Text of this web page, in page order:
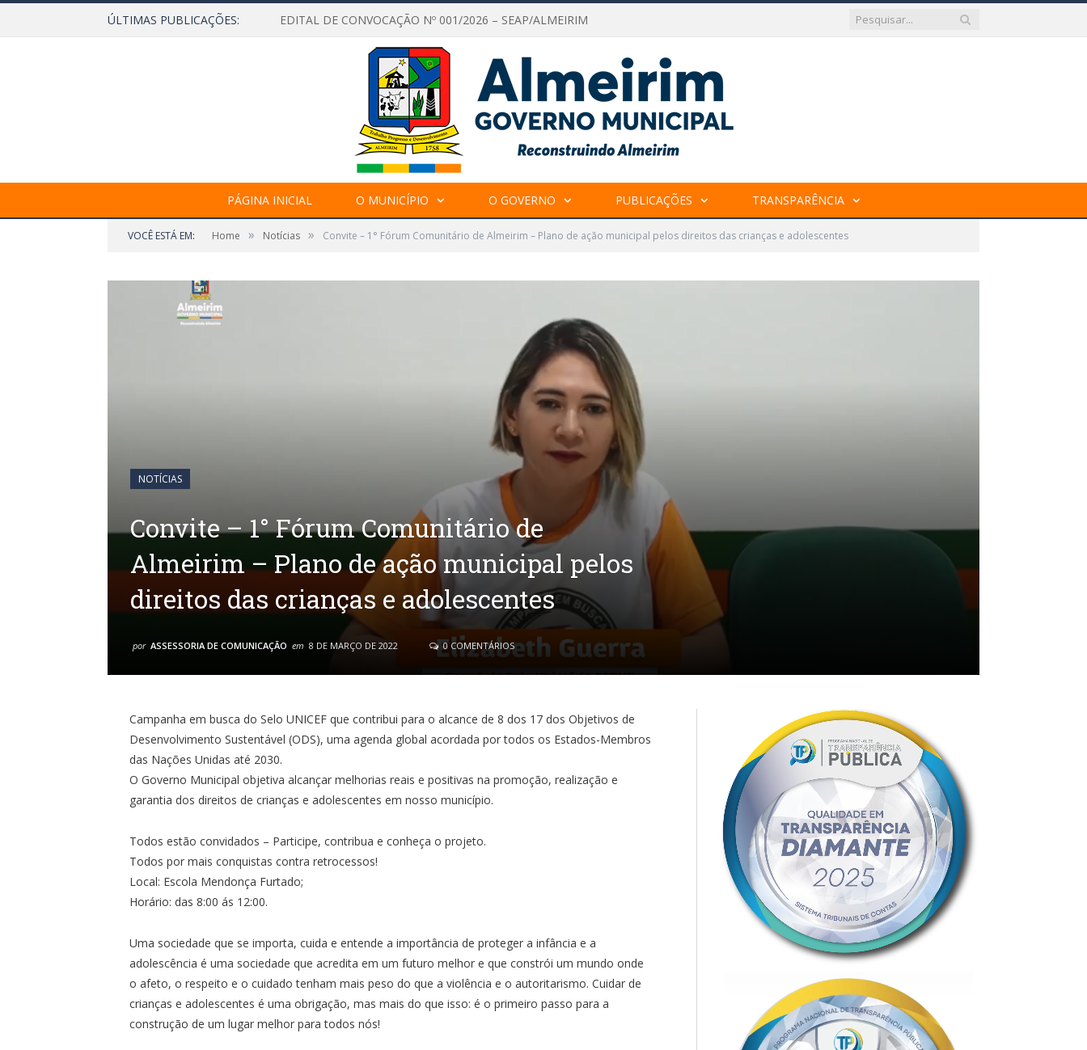
ÚLTIMAS PUBLICAÇÕES: EDITAL DE CONVOCAÇÃO Nº 001/2026 – SEAP/ALMEIRIM
PÁGINA INICIAL O MUNICÍPIO O GOVERNO PUBLICAÇÕES TRANSPARÊNCIA
VOCÊ ESTÁ EM: Home » Notícias » Convite – 1° Fórum Comunitário de Almeirim – Plano de ação municipal pelos direitos das crianças e adolescentes
NOTÍCIAS
Convite – 1° Fórum Comunitário de
Almeirim – Plano de ação municipal pelos
direitos das crianças e adolescentes
por ASSESSORIA DE COMUNICAÇÃO em 8 DE MARÇO DE 2022 0 COMENTÁRIOS
Campanha em busca do Selo UNICEF que contribui para o alcance de 8 dos 17 dos Objetivos de
Desenvolvimento Sustentável (ODS), uma agenda global acordada por todos os Estados-Membros
das Nações Unidas até 2030.
O Governo Municipal objetiva alcançar melhorias reais e positivas na promoção, realização e
garantia dos direitos de crianças e adolescentes em nosso município.
Todos estão convidados – Participe, contribua e conheça o projeto.
Todos por mais conquistas contra retrocessos!
Local: Escola Mendonça Furtado;
Horário: das 8:00 ás 12:00.
Uma sociedade que se importa, cuida e entende a importância de proteger a infância e a
adolescência é uma sociedade que acredita em um futuro melhor e que constrói um mundo onde
o afeto, o respeito e o cuidado tenham mais peso do que a violência e o autoritarismo. Cuidar de
crianças e adolescentes é uma obrigação, mas mais do que isso: é o primeiro passo para a
construção de um lugar melhor para todos nós!